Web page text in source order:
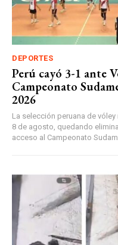
DEPORTES
Perú cayó 3-1 ante
Campeonato
2026
La selección peruana de
8 de agosto, quedando
acceso al Campeonato